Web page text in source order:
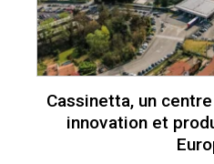
Cassinetta, un
innovation et